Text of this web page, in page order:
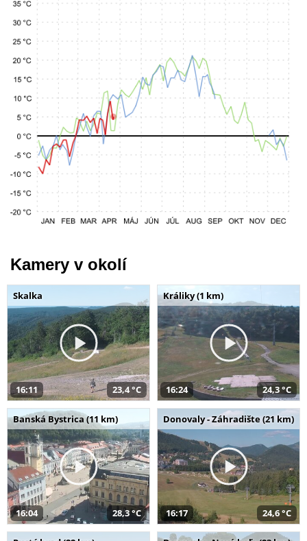
Kamery v okolí
Skalka
16:11 23,4 °C
Králiky (1 km)
16:24 24,3 °C
Banská Bystrica (11 km)
16:04 28,3 °C
Donovaly - Záhradište (21 km)
16:17 24,6 °C